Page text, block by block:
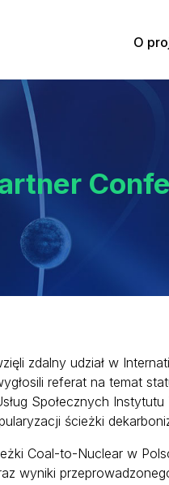
O
zdalny udział w
referat na temat
Społecznych
ścieżki
Coal-to-Nuclear w
wyniki